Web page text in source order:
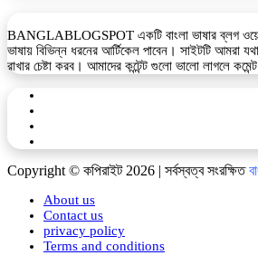
BANGLABLOGSPOT একটি বাংলা ভাষার ব্লগ
ভাষায় বিভিন্ন ধরনের আর্টিকেল পাবেন। সাইটটি আমরা
রাখার চেষ্টা করব। আমাদের কন্টেন্ট গুলো ভালো লাগলে
Copyright © কপিরাইট 2026 | সর্বস্বত্ব সংরক্ষিত
About us
Contact us
privacy policy
Terms and conditions